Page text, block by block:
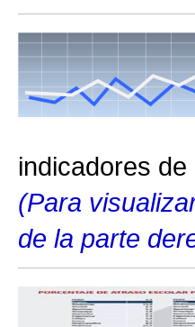
indicadores
(Para
de la parte